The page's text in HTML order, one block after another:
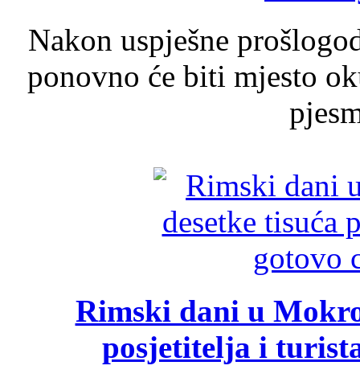
Nakon uspješne
ponovno će biti mjesto
Rimski dani u
posjetitelja i